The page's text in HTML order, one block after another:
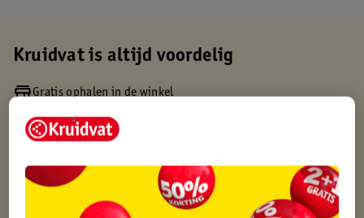
Kruidvat is altijd voordelig
Gratis ophalen in de winkel
Gratis thuisbezorgd vanaf 50.00
Gratis punten met je Kruidvat kaart